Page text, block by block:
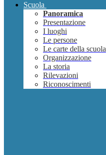
Scuola
Panoramica
Presentazione
I luoghi
Le persone
Le carte della scuola
Organizzazione
La storia
Rilevazioni
Riconoscimenti